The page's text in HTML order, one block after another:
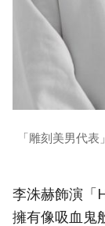
「雕刻美男代
李洙赫飾演「
擁有像吸血鬼